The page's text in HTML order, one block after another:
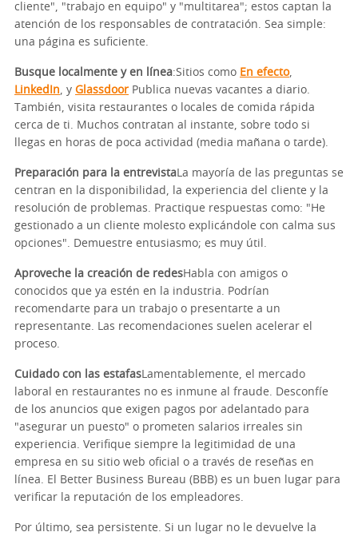
cliente", "trabajo en equipo" y "multitarea"; estos captan la
atención de los responsables de contratación. Sea simple:
una página es suficiente.
Busque localmente y en línea:Sitios como En efecto,
LinkedIn, y Glassdoor Publica nuevas vacantes a diario.
También, visita restaurantes o locales de comida rápida
cerca de ti. Muchos contratan al instante, sobre todo si
llegas en horas de poca actividad (media mañana o tarde).
Preparación para la entrevistaLa mayoría de las preguntas se
centran en la disponibilidad, la experiencia del cliente y la
resolución de problemas. Practique respuestas como: "He
gestionado a un cliente molesto explicándole con calma sus
opciones". Demuestre entusiasmo; es muy útil.
Aproveche la creación de redesHabla con amigos o
conocidos que ya estén en la industria. Podrían
recomendarte para un trabajo o presentarte a un
representante. Las recomendaciones suelen acelerar el
proceso.
Cuidado con las estafasLamentablemente, el mercado
laboral en restaurantes no es inmune al fraude. Desconfíe
de los anuncios que exigen pagos por adelantado para
"asegurar un puesto" o prometen salarios irreales sin
experiencia. Verifique siempre la legitimidad de una
empresa en su sitio web oficial o a través de reseñas en
línea. El Better Business Bureau (BBB) es un buen lugar para
verificar la reputación de los empleadores.
Por último, sea persistente. Si un lugar no le devuelve la